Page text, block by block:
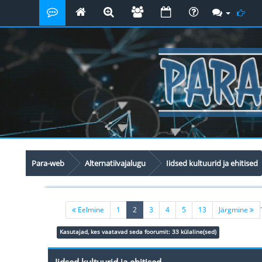
Para-web Alternatiivajalugu Iidsed kultuurid ja ehitised
Eelmine 1 2 (current)
3 4 5 13 Järgmine
Kasutajad, kes vaatavad seda foorumit: 33 külaline(sed)